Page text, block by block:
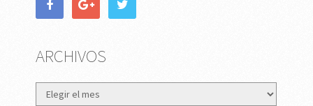
ARCHIVOS
Archivos